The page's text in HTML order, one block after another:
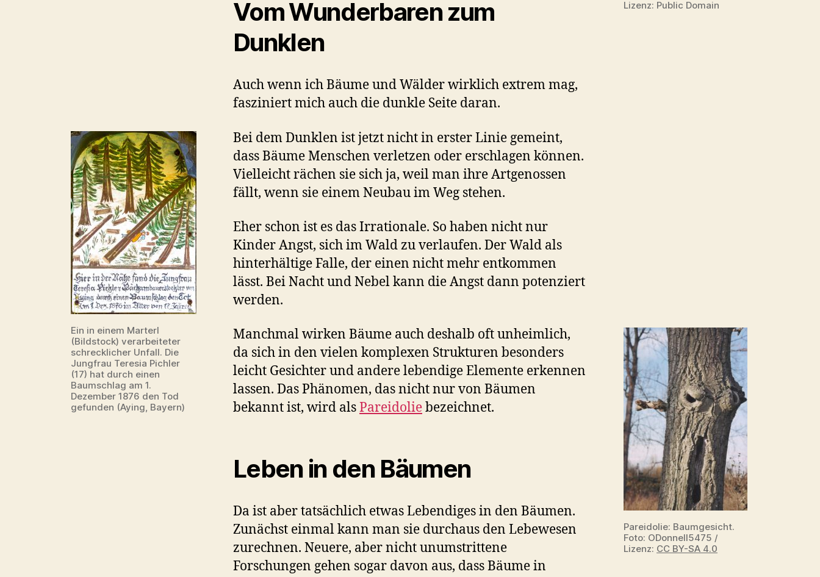
Lizenz: Public Domain
Vom Wunderbaren zum
Dunklen
Auch wenn ich Bäume und Wälder wirklich extrem mag,
fasziniert mich auch die dunkle Seite daran.
Ein in einem Marterl
(Bildstock) verarbeiteter
schrecklicher Unfall. Die
Jungfrau Teresia Pichler
(17) hat durch einen
Baumschlag am 1.
Dezember 1876 den Tod
gefunden (Aying, Bayern)
Bei dem Dunklen ist jetzt nicht in erster Linie gemeint,
dass Bäume Menschen verletzen oder erschlagen können.
Vielleicht rächen sie sich ja, weil man ihre Artgenossen
fällt, wenn sie einem Neubau im Weg stehen.
Eher schon ist es das Irrationale. So haben nicht nur
Kinder Angst, sich im Wald zu verlaufen. Der Wald als
hinterhältige Falle, der einen nicht mehr entkommen
lässt. Bei Nacht und Nebel kann die Angst dann potenziert
werden.
Pareidolie: Baumgesicht.
Foto: ODonnell5475 /
Lizenz: CC BY-SA 4.0
Manchmal wirken Bäume auch deshalb oft unheimlich,
da sich in den vielen komplexen Strukturen besonders
leicht Gesichter und andere lebendige Elemente erkennen
lassen. Das Phänomen, das nicht nur von Bäumen
bekannt ist, wird alsPareidoliebezeichnet.
Leben in den Bäumen
Da ist aber tatsächlich etwas Lebendiges in den Bäumen.
Zunächst einmal kann man sie durchaus den Lebewesen
zurechnen. Neuere, aber nicht unumstrittene
Forschungen gehen sogar davon aus, dass Bäume in